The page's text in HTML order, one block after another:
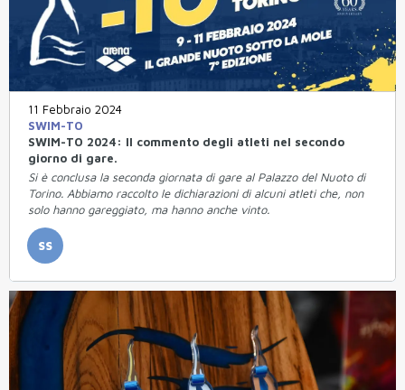
11 Febbraio 2024
SWIM-TO
SWIM-TO 2024: Il commento degli atleti nel secondo
giorno di gare.
Si è conclusa la seconda giornata di gare al Palazzo del Nuoto di
Torino. Abbiamo raccolto le dichiarazioni di alcuni atleti che, non
solo hanno gareggiato, ma hanno anche vinto.
SS